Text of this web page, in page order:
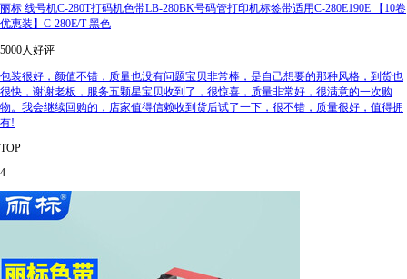
丽标 线号机C-280T打码机色带LB-280BK号码管打印机标签带适用C-280E190E 【10卷
优惠装】C-280E/T-黑色
5000人好评
包装很好，颜值不错，质量也没有问题宝贝非常棒，是自己想要的那种风格，到货也
很快，谢谢老板，服务五颗星宝贝收到了，很惊喜，质量非常好，很满意的一次购
物。我会继续回购的，店家值得信赖收到货后试了一下，很不错，质量很好，值得拥
有!
TOP
4